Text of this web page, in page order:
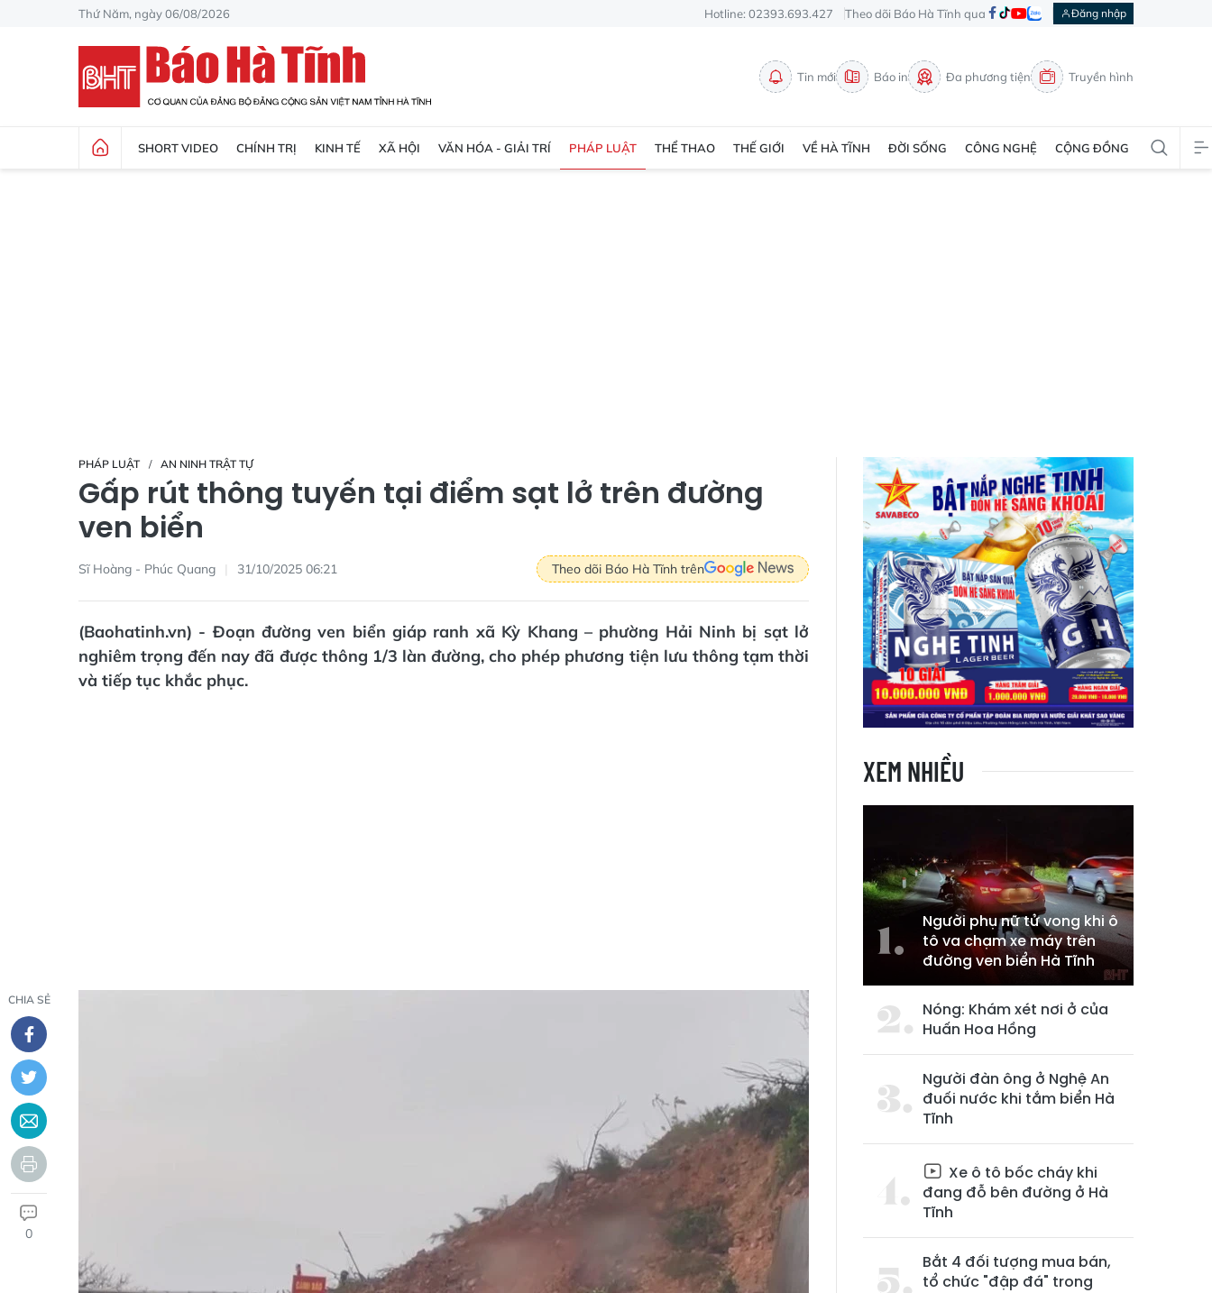
Thứ Năm, ngày 06/08/2026 Hotline: 02393.693.427 Theo dõi Báo Hà Tĩnh qua Đăng nhập
Tin mới Báo in Đa phương tiện Truyền hình
SHORT VIDEO CHÍNH TRỊ KINH TẾ XÃ HỘI VĂN HÓA - GIẢI TRÍ PHÁP LUẬT THỂ THAO THẾ GIỚI VỀ HÀ TĨNH ĐỜI SỐNG CÔNG NGHỆ CỘNG ĐỒNG
PHÁP LUẬT AN NINH TRẬT TỰ
Gấp rút thông tuyến tại điểm sạt lở trên đường
ven biển
Sĩ Hoàng - Phúc Quang 31/10/2025 06:21 Theo dõi Báo Hà Tĩnh trên
(Baohatinh.vn) - Đoạn đường ven biển giáp ranh xã Kỳ Khang – phường Hải Ninh bị sạt lở
nghiêm trọng đến nay đã được thông 1/3 làn đường, cho phép phương tiện lưu thông tạm thời
và tiếp tục khắc phục.
CHIA SẺ
0
XEM NHIỀU
Người phụ nữ tử vong khi ô
tô va chạm xe máy trên
đường ven biển Hà Tĩnh
Nóng: Khám xét nơi ở của
Huấn Hoa Hồng
Người đàn ông ở Nghệ An
đuối nước khi tắm biển Hà
Tĩnh
Xe ô tô bốc cháy khi
đang đỗ bên đường ở Hà
Tĩnh
Bắt 4 đối tượng mua bán,
tổ chức "đập đá" trong